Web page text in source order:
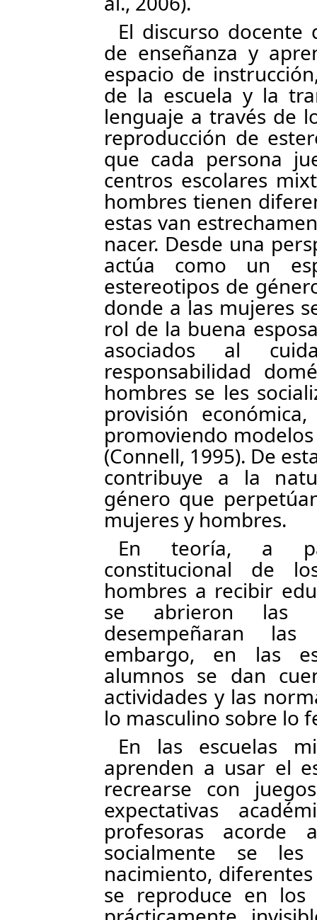
El discurso
de enseñanza y
espacio de
de la escuela y la
lenguaje a través de
reproducción de
que cada persona
centros escolares
hombres tienen
estas van
nacer. Desde una
actúa como un
estereotipos de
donde a las mujeres
rol de la buena
asociados al
responsabilidad
hombres se les
provisión
promoviendo
(Connell, 1995). De
contribuye a la
género que
mujeres y hombres.
En teoría, a
constitucional de
hombres a recibir
se abrieron las
desempeñaran
embargo, en las
alumnos se dan
actividades y las
lo masculino sobre lo
En las escuelas
aprenden a usar el
recrearse con
expectativas
profesoras acorde
socialmente se
nacimiento,
se reproduce en los